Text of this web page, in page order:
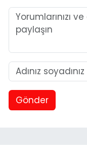
Gönder